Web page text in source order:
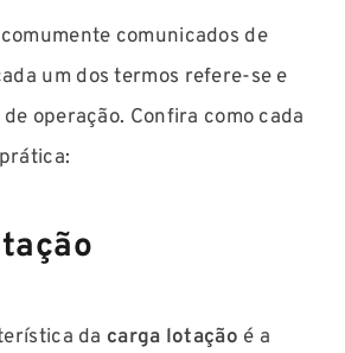
comunicados de
um dos termos refere-se e
operação. Confira como cada
da carga lotação é a